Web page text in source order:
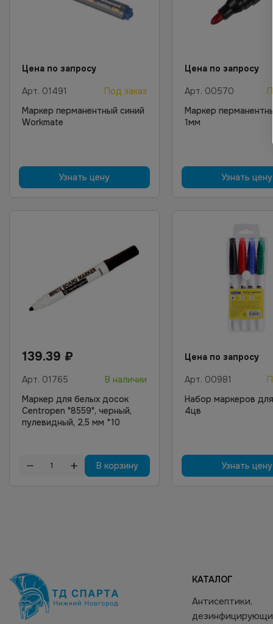
Цена по запросу
Арт. 01491
Под заказ
Маркер перманентный синий
Workmate
Узнать цену
Цена по запросу
Арт. 00570
Маркер
1мм
Узнать цену
139.39 ₽
Арт. 01765
В наличии
Маркер для белых досок
Centropen "8559", черный,
пулевидный, 2,5 мм *10
В корзину
Цена по запросу
Арт. 00981
Набор маркеров
4цв
Узнать цену
КАТАЛОГ
Антисептики,